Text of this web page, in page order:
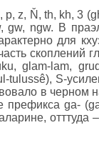
z, Ň, th, kh, 3
ngw. В
для
скоплений
glam-lam,
tulussê), S-
в черном
ga-